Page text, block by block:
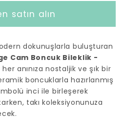
satın alın
dokunuşlarla buluşturan
Cam Boncuk Bileklik -
anınıza nostaljik ve şık bir
boncuklarla hazırlanmış
inci ile birleşerek
takı koleksiyonunuza